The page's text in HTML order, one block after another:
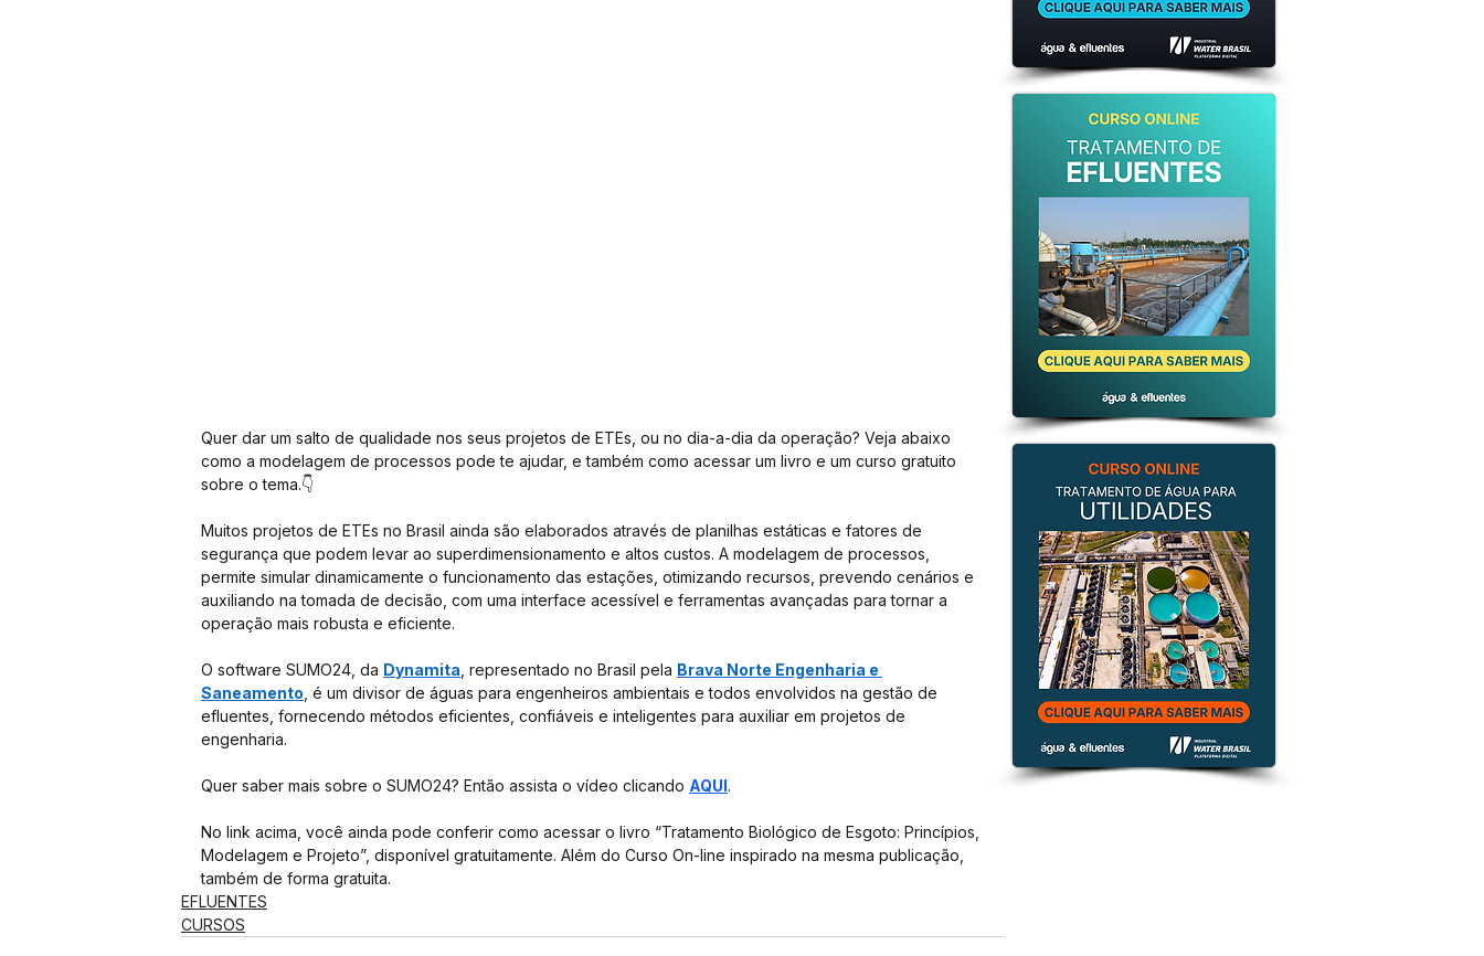
Quer dar um salto de qualidade nos seus projetos de ETEs, ou no dia-a-dia da operação? Veja abaixo
como a modelagem de processos pode te ajudar, e também como acessar um livro e um curso gratuito
sobre o tema.👇
Muitos projetos de ETEs no Brasil ainda são elaborados através de planilhas estáticas e fatores de
segurança que podem levar ao superdimensionamento e altos custos. A modelagem de processos,
permite simular dinamicamente o funcionamento das estações, otimizando recursos, prevendo cenários e
auxiliando na tomada de decisão, com uma interface acessível e ferramentas avançadas para tornar a
operação mais robusta e eficiente.
O software SUMO24, da Dynamita , representado no Brasil pela Brava Norte Engenharia e
Saneamento , é um divisor de águas para engenheiros ambientais e todos envolvidos na gestão de
efluentes, fornecendo métodos eficientes, confiáveis e inteligentes para auxiliar em projetos de
engenharia.
Quer saber mais sobre o SUMO24? Então assista o vídeo clicando AQUI.
No link acima, você ainda pode conferir como acessar o livro “Tratamento Biológico de Esgoto: Princípios,
Modelagem e Projeto”, disponível gratuitamente. Além do Curso On-line inspirado na mesma publicação,
também de forma gratuita.
EFLUENTES
CURSOS